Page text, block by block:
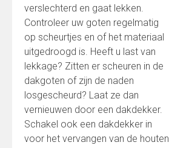
verslechterd en gaat lekken.
Controleer uw goten regelmatig
op scheurtjes en of het materiaal
uitgedroogd is. Heeft u last van
lekkage? Zitten er scheuren in de
dakgoten of zijn de naden
losgescheurd? Laat ze dan
vernieuwen door een dakdekker.
Schakel ook een dakdekker in
voor het vervangen van de houten